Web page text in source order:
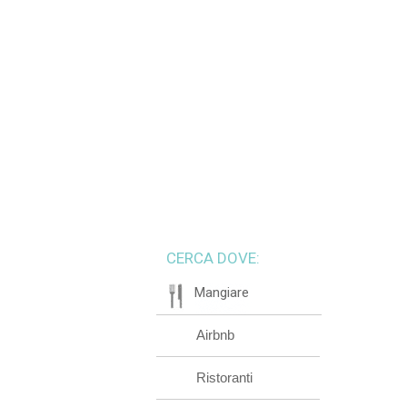
CERCA DOVE:
Mangiare
Airbnb
Ristoranti